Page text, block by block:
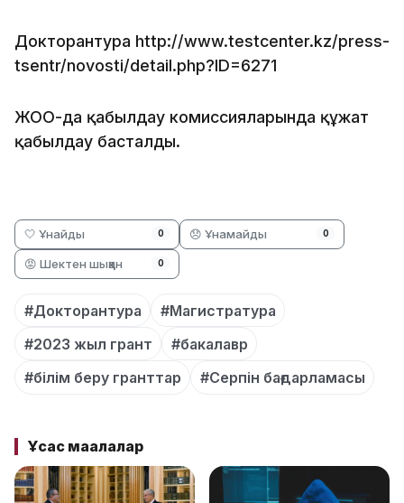
Докторантура http://www.testcenter.kz/press-
tsentr/novosti/detail.php?ID=6271
ЖОО-да қабылдау комиссияларында құжат
қабылдау басталды.
🤍 Ұнайды 0 😞 Ұнамайды 0
😡 Шектен шыққан 0
#Докторантура
#Магистратура
#2023 жыл грант
#бакалавр
#білім беру гранттар
#Серпін бағдарламасы
Ұқсас мақалалар